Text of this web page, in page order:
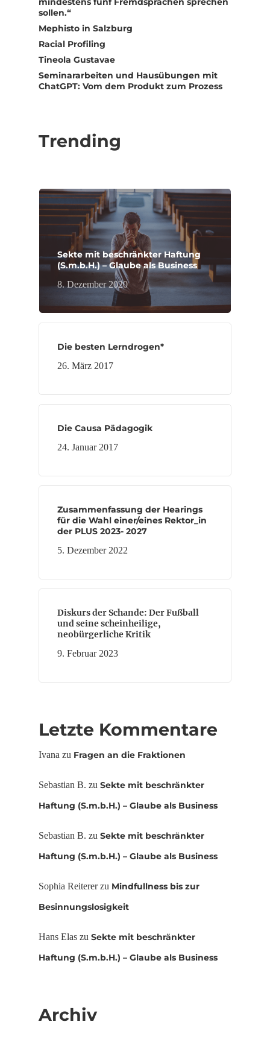
sollen.“
Mephisto in Salzburg
Racial Profiling
Tineola Gustavae
Seminararbeiten und Hausübungen mit
ChatGPT: Vom dem Produkt zum Prozess
Trending
Sekte mit beschränkter Haftung
(S.m.b.H.) – Glaube als Business
8. Dezember 2020
Die besten Lerndrogen*
26. März 2017
Die Causa Pädagogik
24. Januar 2017
Zusammenfassung der Hearings
für die Wahl einer/eines Rektor_in
der PLUS 2023- 2027
5. Dezember 2022
Diskurs der Schande: Der Fußball
und seine scheinheilige,
neobürgerliche Kritik
9. Februar 2023
Letzte Kommentare
Ivana zu Fragen an die Fraktionen
Sebastian B. zu Sekte mit beschränkter
Haftung (S.m.b.H.) – Glaube als Business
Sebastian B. zu Sekte mit beschränkter
Haftung (S.m.b.H.) – Glaube als Business
Sophia Reitererzu Mindfullness bis zur
Besinnungslosigkeit
Hans Elas zu Sekte mit beschränkter
Haftung (S.m.b.H.) – Glaube als Business
Archiv